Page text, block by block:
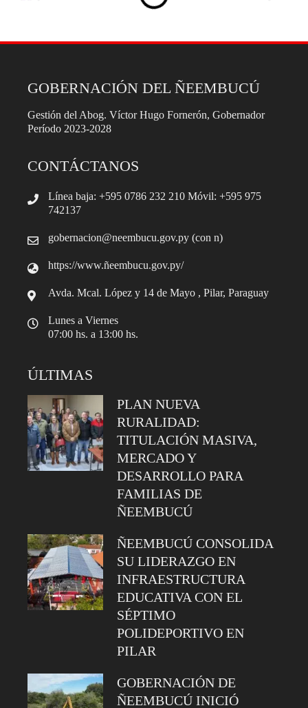
GOBERNACIÓN DEL ÑEEMBUCÚ
Gestión del Abog. Víctor Hugo Fornerón, Gobernador
Período 2023-2028
CONTÁCTANOS
Línea baja: +595 0786 232 210 Móvil: +595 975
742137
gobernacion@neembucu.gov.py (con n)
https://www.ñeembucu.gov.py/
Avda. Mcal. López y 14 de Mayo , Pilar, Paraguay
Lunes a Viernes
07:00 hs. a 13:00 hs.
ÚLTIMAS
PLAN NUEVA
RURALIDAD:
TITULACIÓN MASIVA,
MERCADO Y
DESARROLLO PARA
FAMILIAS DE
ÑEEMBUCÚ
ÑEEMBUCÚ CONSOLIDA
SU LIDERAZGO EN
INFRAESTRUCTURA
EDUCATIVA CON EL
SÉPTIMO
POLIDEPORTIVO EN
PILAR
GOBERNACIÓN DE
ÑEEMBUCÚ INICIÓ